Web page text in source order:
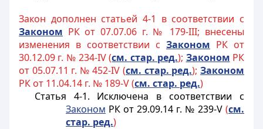
Закон дополнен статьей 4-1 в соответствии с
Законом РК от 07.07.06 г. № 179-III; внесены
изменения в соответствии с Законом РК от
30.12.09 г. № 234-IV (см. стар. ред.); Законом РК
от 05.07.11 г. № 452-IV (см. стар. ред.);Законом
РК от 11.04.14 г. № 189-V (см. стар. ред.)
Статья 4-1. Исключена в соответствии с
Законом РК от 29.09.14 г. № 239-V (см.
стар. ред.)